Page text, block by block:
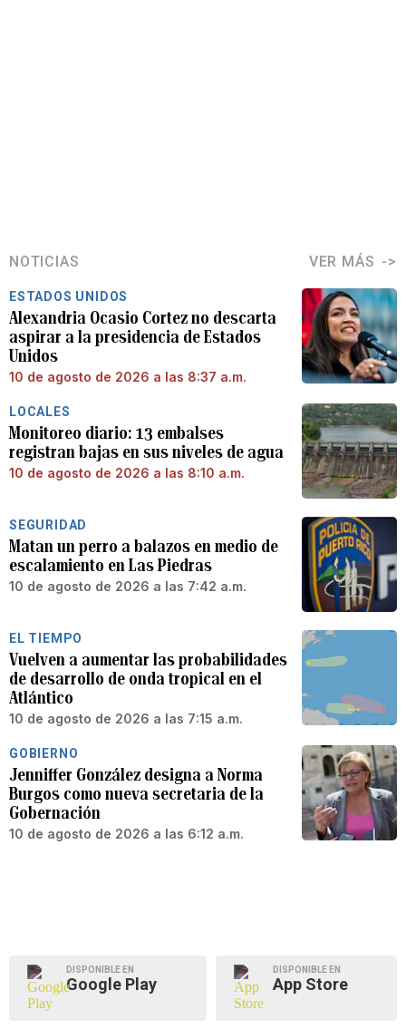
NOTICIAS VER MÁS
ESTADOS UNIDOS
Alexandria Ocasio Cortez no descarta
aspirar a la presidencia de Estados
Unidos
10 de agosto de 2026 a las 8:37 a.m.
LOCALES
Monitoreo diario: 13 embalses
registran bajas en sus niveles de agua
10 de agosto de 2026 a las 8:10 a.m.
SEGURIDAD
Matan un perro a balazos en medio de
escalamiento en Las Piedras
10 de agosto de 2026 a las 7:42 a.m.
EL TIEMPO
Vuelven a aumentar las probabilidades
de desarrollo de onda tropical en el
Atlántico
10 de agosto de 2026 a las 7:15 a.m.
GOBIERNO
Jenniffer González designa a Norma
Burgos como nueva secretaria de la
Gobernación
10 de agosto de 2026 a las 6:12 a.m.
DISPONIBLE EN
Google Play
DISPONIBLE EN
App Store